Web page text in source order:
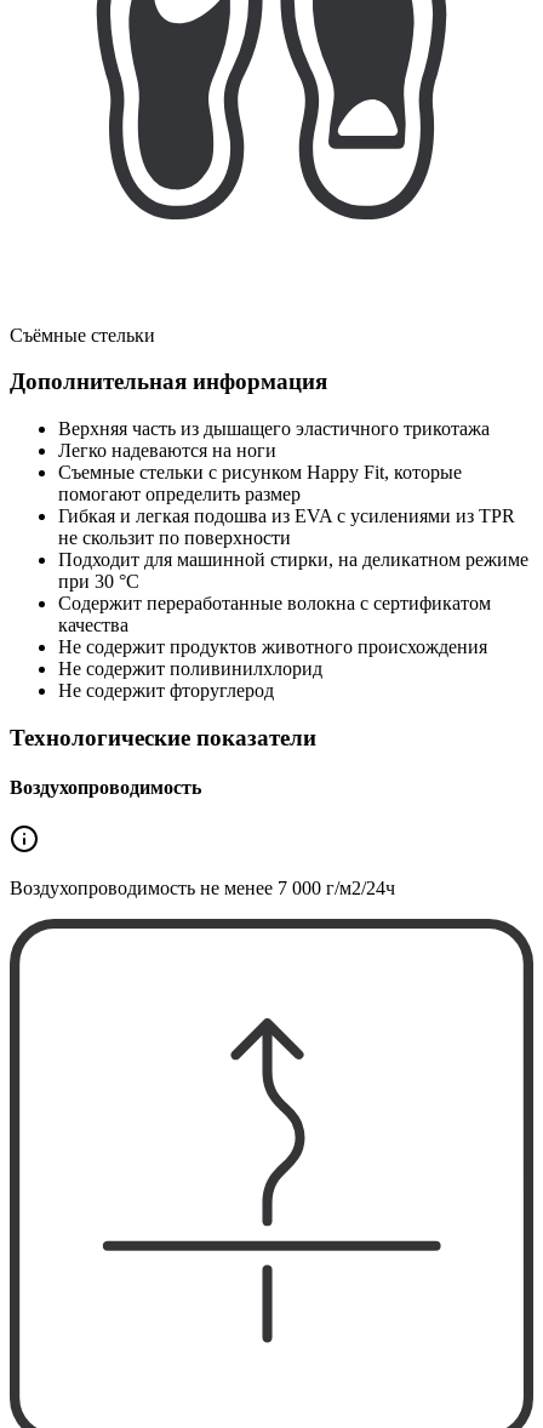
Съёмные стельки
Дополнительная информация
Верхняя часть из дышащего эластичного трикотажа
Легко надеваются на ноги
Съемные стельки с рисунком Happy Fit, которые
помогают определить размер
Гибкая и легкая подошва из EVA с усилениями из TPR
не скользит по поверхности
Подходит для машинной стирки, на деликатном режиме
при 30 °C
Содержит переработанные волокна с сертификатом
качества
Не содержит продуктов животного происхождения
Не содержит поливинилхлорид
Не содержит фторуглерод
Технологические показатели
Воздухопроводимость
Воздухопроводимость не менее 7 000 г/м2/24ч